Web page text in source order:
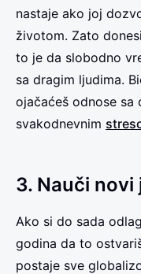
nastaje ako joj
životom. Zato
to je da slobodno
sa dragim ljudima.
ojačaćeš odnose sa
svakodnevnim
3. Nauči novi
Ako si do sada
godina da to
postaje sve